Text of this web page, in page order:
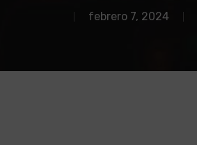
febrero 7, 2024